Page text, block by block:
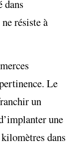
dans
ne résiste à
Le
un
une
dans